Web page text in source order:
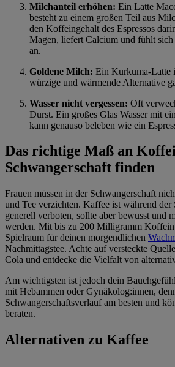
Milchanteil erhöhen: Ein Latte
besteht zu einem großen Teil aus
den Koffeingehalt des Espressos
Magen, liefert Calcium und fühlt sich
an.
Goldene Milch: Ein Kurkuma-Latte
würzige und wärmende Alternative
Wasser nicht vergessen: Oft
Durst. Ein großes Glas Wasser mit
kann genauso beleben wie ein
Das richtige Maß an
Schwangerschaft finden
Frauen müssen in der Schwangerschaft
und Tee verzichten. Kaffee ist während der
generell verboten, sollte aber bewusst und
werden. Mit bis zu 200 Milligramm Koffein
Spielraum für deinen morgendlichen
Nachmittagstee. Achte auf versteckte
Cola und entdecke die Vielfalt von
Am wichtigsten ist jedoch dein
mit Hebammen oder Gynäkolog:innen,
Schwangerschaftsverlauf am besten und
beraten.
Alternativen zu Kaffee